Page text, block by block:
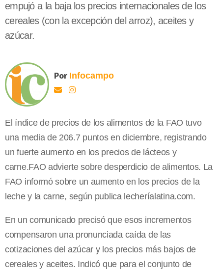
empujó a la baja los precios internacionales de los
cereales (con la excepción del arroz), aceites y
azúcar.
Por Infocampo
El índice de precios de los alimentos de la FAO tuvo
una media de 206.7 puntos en diciembre, registrando
un fuerte aumento en los precios de lácteos y
carne.FAO advierte sobre desperdicio de alimentos. La
FAO informó sobre un aumento en los precios de la
leche y la carne, según publica lecheríalatina.com.
En un comunicado precisó que esos incrementos
compensaron una pronunciada caída de las
cotizaciones del azúcar y los precios más bajos de
cereales y aceites. Indicó que para el conjunto de